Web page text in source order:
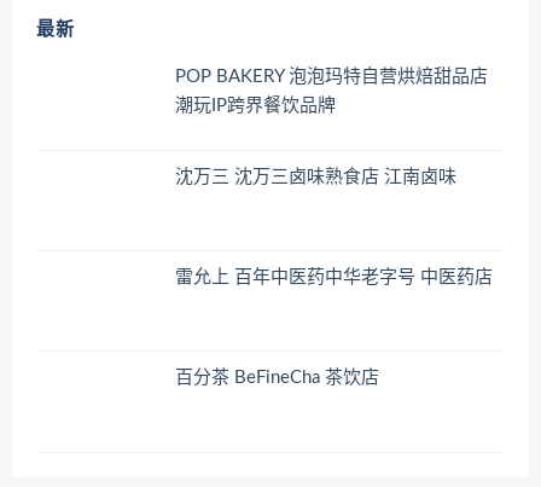
最新
POP BAKERY 泡泡玛特自营烘焙甜品店
潮玩IP跨界餐饮品牌
沈万三 沈万三卤味熟食店 江南卤味
雷允上 百年中医药中华老字号 中医药店
百分茶 BeFineCha 茶饮店